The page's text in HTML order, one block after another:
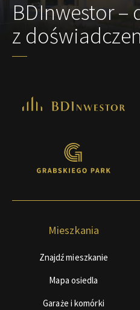
BDInwestor –
z
Mieszkania
Znajdź mieszkanie
Mapa osiedla
Garaże i komórki